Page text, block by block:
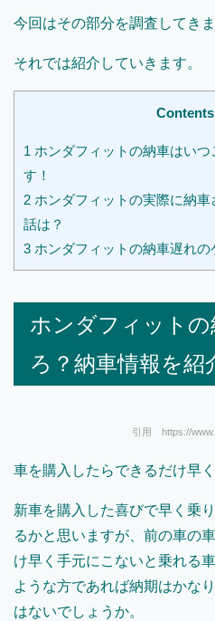
今回はその部分を調査してきま
それでは紹介していきます。
Contents
1 ホンダフィットの納車はい
す！
2 ホンダフィットの実際に納
話は？
3 ホンダフィットの納車遅れの
ホンダフィット
ろ？納車情報を紹
引用 https://
車を購入したらできるだけ早
新車を購入した喜びで早く乗
るかと思いますが、前の車の
け早く手元にこないと乗れる
ような方であれば納期はかな
はないでしょうか。